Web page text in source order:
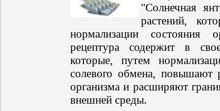
"Солнечная
растений,
нормализации состояния
рецептура содержит в
которые, путем
солевого обмена, повышают
организма и расширяют
внешней среды.